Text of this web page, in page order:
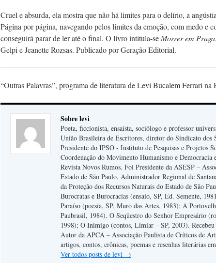
Cruel e absurda, ela mostra que não há limites para o delírio, a
Página por página, navegando pelos limites da emoção, com medo e
conseguirá parar de ler até o final. O livro intitula-se Morrer em Praga
Gelpi e Jeanette Rozsas. Publicado por Geração Editorial.
“Outras Palavras”, programa de literatura de Levi Bucalem Ferrari
Sobre levi
Poeta, ficcionista, ensaísta, sociólogo e professor
União Brasileira de Escritores, diretor do Sindicato dos
Presidente do IPSO - Instituto de Pesquisas e Projetos
Coordenação do Movimento Humanismo e Democracia
Revista Novos Rumos. Foi Presidente da ASESP –
Estado de São Paulo, Administrador Regional de
da Proteção dos Recursos Naturais do Estado de São
Burocratas e Burocracias (ensaio, SP, Ed. Semente,
Paraíso (poesia, SP, Muro das Artes, 1983); A
Paubrasil, 1984). O Seqüestro do Senhor Empresário
1998); O Inimigo (contos, Limiar – SP, 2003). Recebeu
Autor da APCA – Associação Paulista de Críticos de
artigos, contos, crônicas, poemas e resenhas literárias
Ver todos posts de levi →